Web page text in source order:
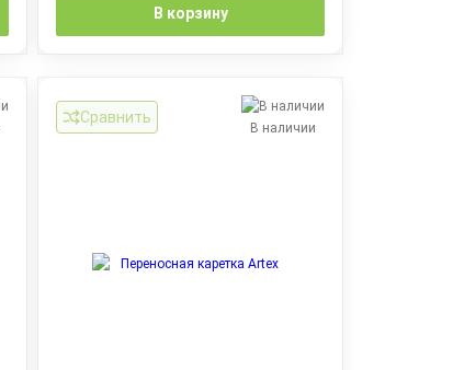
В корзину
Сравнить
В наличии